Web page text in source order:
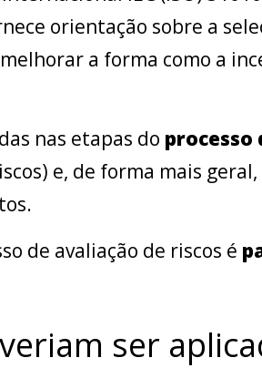
orientação sobre a
a forma como a
nas etapas do processo
e, de forma mais
de avaliação de riscos é
ser